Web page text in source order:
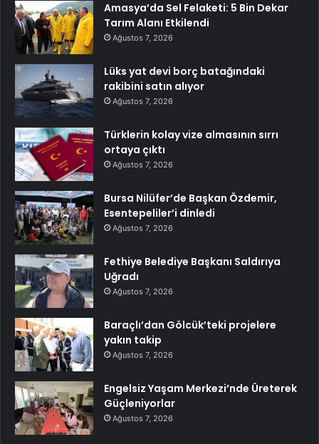
Amasya’da Sel Felaketi: 5 Bin Dekar
Tarım Alanı Etkilendi
Ağustos 7, 2026
Lüks yat devi borç batağındaki
rakibini satın alıyor
Ağustos 7, 2026
Türklerin kolay vize almasının sırrı
ortaya çıktı
Ağustos 7, 2026
Bursa Nilüfer’de Başkan Özdemir,
Esentepeliler’i dinledi
Ağustos 7, 2026
Fethiye Belediye Başkanı Saldırıya
Uğradı
Ağustos 7, 2026
Baraçlı’dan Gölcük’teki projelere
yakın takip
Ağustos 7, 2026
Engelsiz Yaşam Merkezi’nde Üreterek
Güçleniyorlar
Ağustos 7, 2026